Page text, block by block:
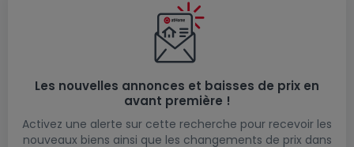
Les nouvelles annonces et baisses de prix en
avant première !
Activez une alerte sur cette recherche pour recevoir les
nouveaux biens ainsi que les changements de prix dans